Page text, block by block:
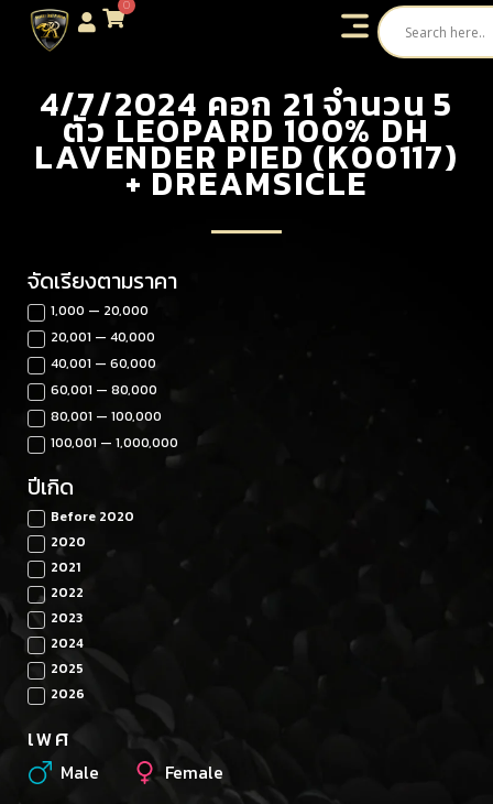
0
4/7/2024 คอก 21 จำนวน 5
ตัว LEOPARD 100% DH
LAVENDER PIED (K00117)
+ DREAMSICLE
จัดเรียงตามราคา
1,000 — 20,000
20,001 — 40,000
40,001 — 60,000
60,001 — 80,000
80,001 — 100,000
100,001 — 1,000,000
ปีเกิด
Before 2020
2020
2021
2022
2023
2024
2025
2026
เพศ
Male Female